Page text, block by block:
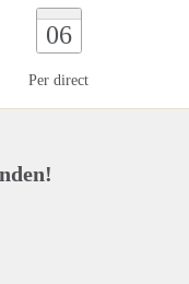
06
Per direct